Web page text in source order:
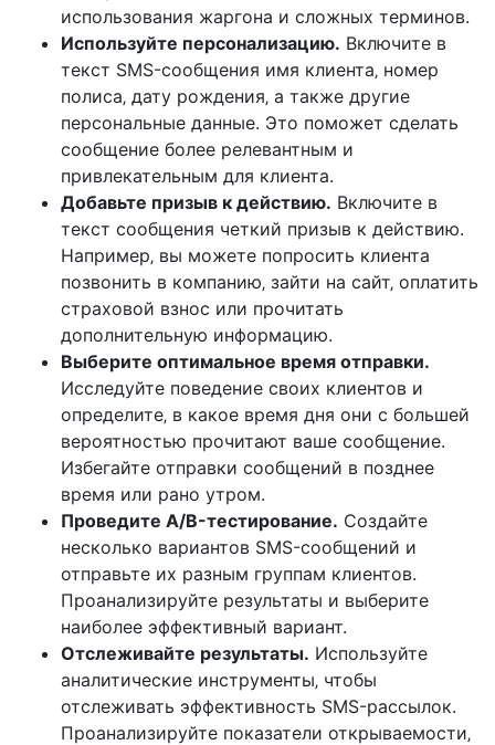
использования жаргона и сложных терминов.
Используйте персонализацию. Включите в
текст SMS-сообщения имя клиента‚ номер
полиса‚ дату рождения‚ а также другие
персональные данные. Это поможет сделать
сообщение более релевантным и
привлекательным для клиента.
Добавьте призыв к действию. Включите в
текст сообщения четкий призыв к действию.
Например‚ вы можете попросить клиента
позвонить в компанию‚ зайти на сайт‚ оплатить
страховой взнос или прочитать
дополнительную информацию.
Выберите оптимальное время отправки.
Исследуйте поведение своих клиентов и
определите‚ в какое время дня они с большей
вероятностью прочитают ваше сообщение.
Избегайте отправки сообщений в позднее
время или рано утром.
Проведите A/B-тестирование. Создайте
несколько вариантов SMS-сообщений и
отправьте их разным группам клиентов.
Проанализируйте результаты и выберите
наиболее эффективный вариант.
Отслеживайте результаты. Используйте
аналитические инструменты‚ чтобы
отслеживать эффективность SMS-рассылок.
Проанализируйте показатели открываемости‚